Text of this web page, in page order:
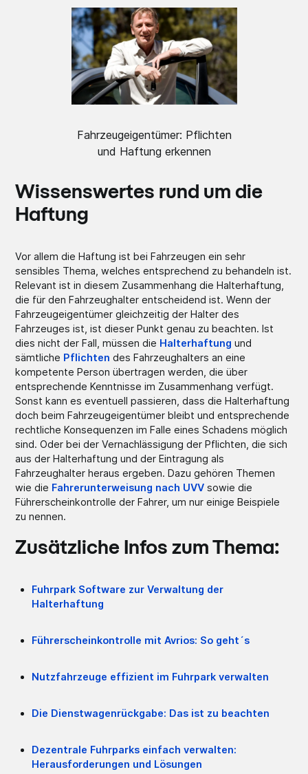
Fahrzeugeigentümer: Pflichten
und Haftung erkennen
Wissenswertes rund um die
Haftung
Vor allem die Haftung ist bei Fahrzeugen ein sehr
sensibles Thema, welches entsprechend zu behandeln ist.
Relevant ist in diesem Zusammenhang die Halterhaftung,
die für den Fahrzeughalter entscheidend ist. Wenn der
Fahrzeugeigentümer gleichzeitig der Halter des
Fahrzeuges ist, ist dieser Punkt genau zu beachten. Ist
dies nicht der Fall, müssen die Halterhaftung und
sämtliche Pflichten des Fahrzeughalters an eine
kompetente Person übertragen werden, die über
entsprechende Kenntnisse im Zusammenhang verfügt.
Sonst kann es eventuell passieren, dass die Halterhaftung
doch beim Fahrzeugeigentümer bleibt und entsprechende
rechtliche Konsequenzen im Falle eines Schadens möglich
sind. Oder bei der Vernachlässigung der Pflichten, die sich
aus der Halterhaftung und der Eintragung als
Fahrzeughalter heraus ergeben. Dazu gehören Themen
wie die Fahrerunterweisung nach UVV sowie die
Führerscheinkontrolle der Fahrer, um nur einige Beispiele
zu nennen.
Zusätzliche Infos zum Thema:
Fuhrpark Software zur Verwaltung der
Halterhaftung
Führerscheinkontrolle mit Avrios: So geht´s
Nutzfahrzeuge effizient im Fuhrpark verwalten
Die Dienstwagenrückgabe: Das ist zu beachten
Dezentrale Fuhrparks einfach verwalten:
Herausforderungen und Lösungen